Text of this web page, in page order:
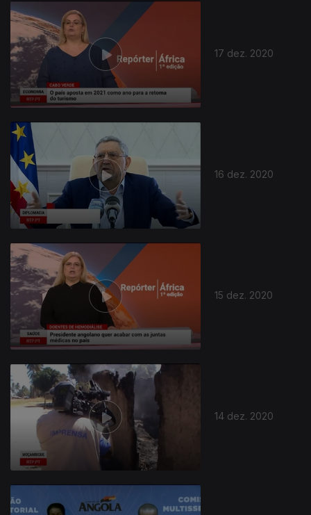
17 dez. 2020
16 dez. 2020
512623
15 dez. 2020
14 dez. 2020